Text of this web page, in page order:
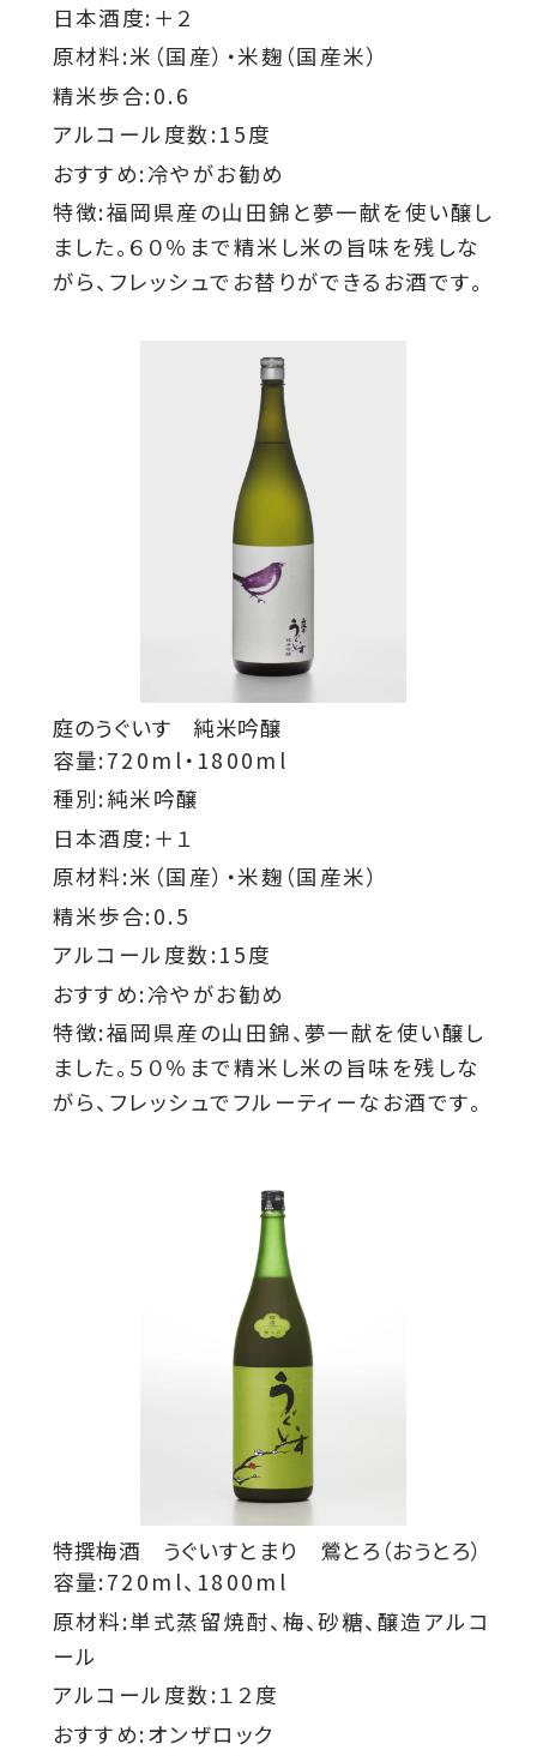
日本酒度:＋２
原材料:米（国産）・米麹（国産米）
精米歩合:0.6
アルコール度数:15度
おすすめ:冷やがお勧め
特徴:福岡県産の山田錦と夢一献を使い醸し
ました。６０％まで精米し米の旨味を残しな
がら、フレッシュでお替りができるお酒です。
庭のうぐいす 純米吟醸
容量:720ml・1800ml
種別:純米吟醸
日本酒度:＋１
原材料:米（国産）・米麹（国産米）
精米歩合:0.5
アルコール度数:15度
おすすめ:冷やがお勧め
特徴:福岡県産の山田錦、夢一献を使い醸し
ました。５０％まで精米し米の旨味を残しな
がら、フレッシュでフルーティーなお酒です。
特撰梅酒 うぐいすとまり 鶯とろ（おうとろ）
容量:720ml、1800ml
原材料:単式蒸留焼酎、梅、砂糖、醸造アルコ
ール
アルコール度数:１２度
おすすめ:オンザロック